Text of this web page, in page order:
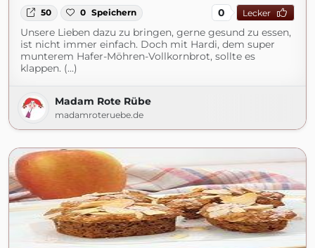
50 0 Speichern 0 Lecker
Unsere Lieben dazu zu bringen, gerne gesund zu essen,
ist nicht immer einfach. Doch mit Hardi, dem super
munterem Hafer-Möhren-Vollkornbrot, sollte es
klappen. (...)
Madam Rote Rübe
madamroteruebe.de